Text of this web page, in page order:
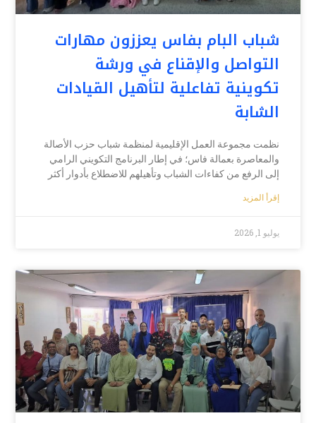
شباب البام بفاس يعززون مهارات
التواصل والإقناع في ورشة
تكوينية تفاعلية لتأهيل القيادات
الشابة
نظمت مجموعة العمل الإقليمية لمنظمة شباب حزب الأصالة
والمعاصرة بعمالة فاس؛ في إطار البرنامج التكويني الرامي
إلى الرفع من كفاءات الشباب وتأهيلهم للاضطلاع بأدوار أكثر
إقرأ المزيد
يوليو 1, 2026